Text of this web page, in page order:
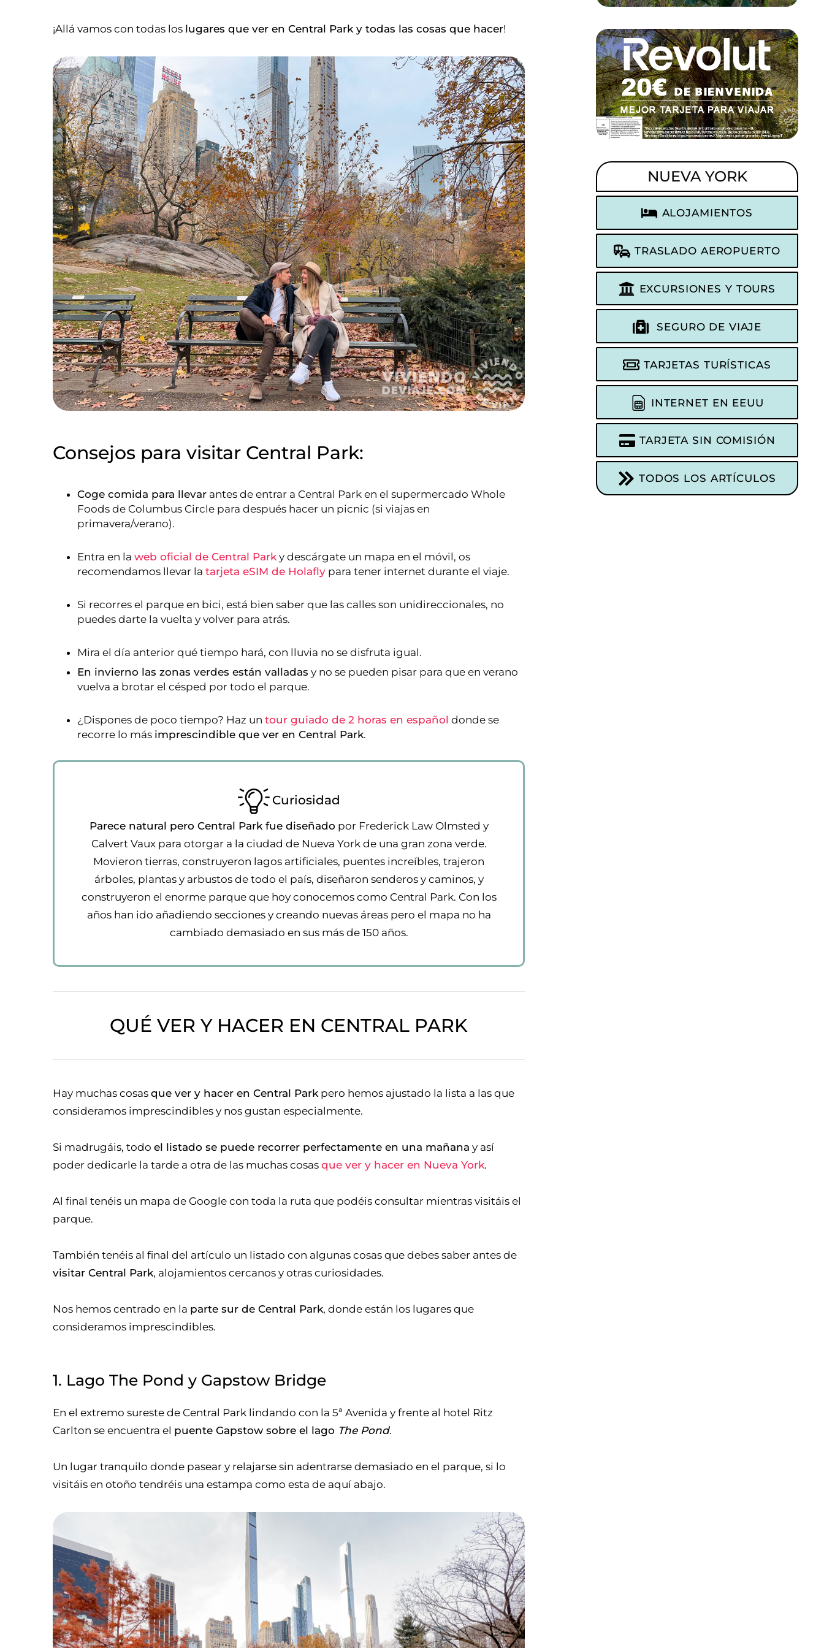
¡Allá vamos con todas los lugares que ver en Central Park y todas las cosas que hacer!
Consejos para visitar Central Park:
Coge comida para llevar antes de entrar a Central Park en el supermercado Whole
Foods de Columbus Circle para después hacer un picnic (si viajas en
primavera/verano).
Entra en laweb oficial de Central Park y descárgate un mapa en el móvil, os
recomendamos llevar latarjeta eSIM de Holafly para tener internet durante el viaje.
Si recorres el parque en bici, está bien saber que las calles son unidireccionales, no
puedes darte la vuelta y volver para atrás.
Mira el día anterior qué tiempo hará, con lluvia no se disfruta igual.
En invierno las zonas verdes están valladas y no se pueden pisar para que en verano
vuelva a brotar el césped por todo el parque.
¿Dispones de poco tiempo? Haz untour guiado de 2 horas en español donde se
recorre lo más imprescindible que ver en Central Park.
Curiosidad
Parece natural pero Central Park fue diseñado por Frederick Law Olmsted y
Calvert Vaux para otorgar a la ciudad de Nueva York de una gran zona verde.
Movieron tierras, construyeron lagos artificiales, puentes increíbles, trajeron
árboles, plantas y arbustos de todo el país, diseñaron senderos y caminos, y
construyeron el enorme parque que hoy conocemos como Central Park. Con los
años han ido añadiendo secciones y creando nuevas áreas pero el mapa no ha
cambiado demasiado en sus más de 150 años.
QUÉ VER Y HACER EN CENTRAL PARK
Hay muchas cosasque ver y hacer en Central Park pero hemos ajustado la lista a las que
consideramos imprescindibles y nos gustan especialmente.
Si madrugáis, todoel listado se puede recorrer perfectamente en una mañana y así
poder dedicarle la tarde a otra de las muchas cosasque ver y hacer en Nueva York.
Al final tenéis un mapa de Google con toda la ruta que podéis consultar mientras visitáis el
parque.
También tenéis al final del artículo un listado con algunas cosas que debes saber antes de
visitar Central Park, alojamientos cercanos y otras curiosidades.
Nos hemos centrado en la parte sur de Central Park, donde están los lugares que
consideramos imprescindibles.
1. Lago The Pond y Gapstow Bridge
En el extremo sureste de Central Park lindando con la 5ª Avenida y frente al hotel Ritz
Carlton se encuentra el puente Gapstow sobre el lago The Pond.
Un lugar tranquilo donde pasear y relajarse sin adentrarse demasiado en el parque, si lo
visitáis en otoño tendréis una estampa como esta de aquí abajo.
NUEVA YORK
ALOJAMIENTOS
TRASLADO AEROPUERTO
EXCURSIONES Y TOURS
SEGURO DE VIAJE
TARJETAS TURÍSTICAS
INTERNET EN EEUU
TARJETA SIN COMISIÓN
TODOS LOS ARTÍCULOS